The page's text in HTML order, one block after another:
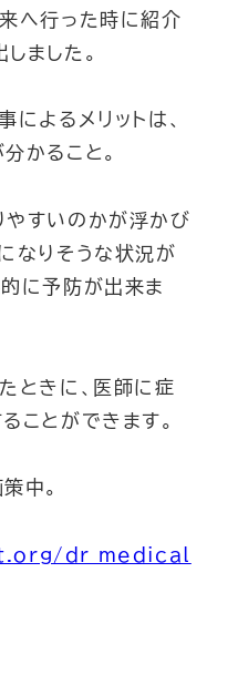
へ行った時に紹介
ました。
によるメリットは、
かること。
やすいのかが浮かび
なりそうな状況が
に予防が出来ま
ときに、医師に症
ことができます。
中。
dr_medical